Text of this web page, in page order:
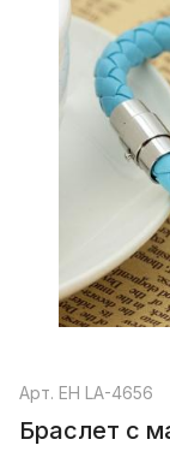
Арт. EH LA-4656
Браслет с